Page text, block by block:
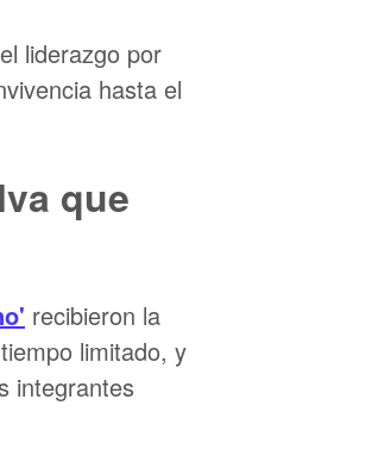
liderazgo por
hasta el
que
recibieron la
limitado, y
integrantes